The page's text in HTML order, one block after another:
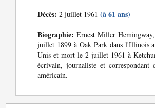
Décès: 2 juillet 1961(à 61 ans)
Biographie: Ernest Miller
juillet 1899 à Oak Park dans l'Illinois
Unis et mort le 2 juillet 1961 à
écrivain, journaliste et correspondant
américain.